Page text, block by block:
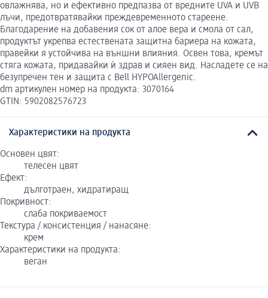
овлажнява, но и ефективно предпазва от вредните UVA и UVB
лъчи, предотвратявайки преждевременното стареене.
Благодарение на добавения сок от алое вера и смола от сал,
продуктът укрепва естествената защитна бариера на кожата,
правейки я устойчива на външни влияния. Освен това, кремът
стяга кожата, придавайки ѝ здрав и сияен вид. Насладете се на
безупречен тен и защита с Bell HYPOAllergenic.
dm артикулен номер на продукта: 3070164
GTIN: 5902082576723
Характеристики на продукта
Основен цвят:
телесен цвят
Ефект:
дълготраен, хидратиращ
Покривност:
слаба покриваемост
Текстура / консистенция / нанасяне:
крем
Характеристики на продукта:
веган